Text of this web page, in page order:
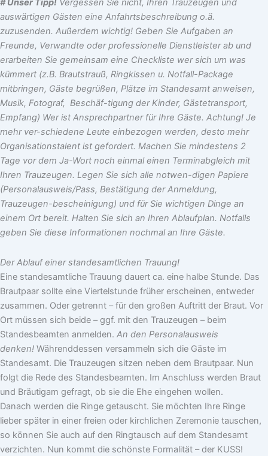
# Unser Tipp! Vergessen Sie nicht, Ihren Trauzeugen und
auswärtigen Gästen eine Anfahrtsbeschreibung o.ä.
zuzusenden. Außerdem wichtig! Geben Sie Aufgaben an
Freunde, Verwandte oder professionelle Dienstleister ab und
erarbeiten Sie gemeinsam eine Checkliste wer sich um was
kümmert (z.B. Brautstrauß, Ringkissen u. Notfall-Package
mitbringen, Gäste begrüßen, Plätze im Standesamt anweisen,
Musik, Fotograf, Beschäf-tigung der Kinder, Gästetransport,
Empfang) Wer ist Ansprechpartner für Ihre Gäste. Achtung! Je
mehr ver-schiedene Leute einbezogen werden, desto mehr
Organisationstalent ist gefordert. Machen Sie mindestens 2
Tage vor dem Ja-Wort noch einmal einen Terminabgleich mit
Ihren Trauzeugen. Legen Sie sich alle notwen-digen Papiere
(Personalausweis/Pass, Bestätigung der Anmeldung,
Trauzeugen-bescheinigung) und für Sie wichtigen Dinge an
einem Ort bereit. Halten Sie sich an Ihren Ablaufplan. Notfalls
geben Sie diese Informationen nochmal an Ihre Gäste.
Der Ablauf einer standesamtlichen Trauung!
Eine standesamtliche Trauung dauert ca. eine halbe Stunde. Das
Brautpaar sollte eine Viertelstunde früher erscheinen, entweder
zusammen. Oder getrennt – für den großen Auftritt der Braut. Vor
Ort müssen sich beide – ggf. mit den Trauzeugen – beim
Standesbeamten anmelden. An den Personalausweis
denken! Währenddessen versammeln sich die Gäste im
Standesamt. Die Trauzeugen sitzen neben dem Brautpaar. Nun
folgt die Rede des Standesbeamten. Im Anschluss werden Braut
und Bräutigam gefragt, ob sie die Ehe eingehen wollen.
Danach werden die Ringe getauscht. Sie möchten Ihre Ringe
lieber später in einer freien oder kirchlichen Zeremonie tauschen,
so können Sie auch auf den Ringtausch auf dem Standesamt
verzichten. Nun kommt die schönste Formalität – der KUSS!